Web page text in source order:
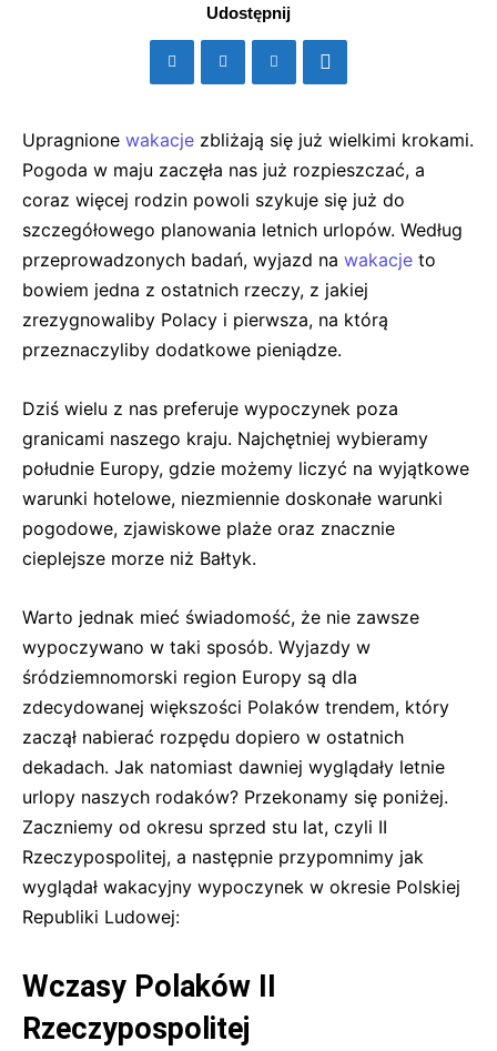
Udostępnij
Upragnione wakacje zbliżają się już wielkimi krokami.
Pogoda w maju zaczęła nas już rozpieszczać, a
coraz więcej rodzin powoli szykuje się już do
szczegółowego planowania letnich urlopów. Według
przeprowadzonych badań, wyjazd na wakacje to
bowiem jedna z ostatnich rzeczy, z jakiej
zrezygnowaliby Polacy i pierwsza, na którą
przeznaczyliby dodatkowe pieniądze.
Dziś wielu z nas preferuje wypoczynek poza
granicami naszego kraju. Najchętniej wybieramy
południe Europy, gdzie możemy liczyć na wyjątkowe
warunki hotelowe, niezmiennie doskonałe warunki
pogodowe, zjawiskowe plaże oraz znacznie
cieplejsze morze niż Bałtyk.
Warto jednak mieć świadomość, że nie zawsze
wypoczywano w taki sposób. Wyjazdy w
śródziemnomorski region Europy są dla
zdecydowanej większości Polaków trendem, który
zaczął nabierać rozpędu dopiero w ostatnich
dekadach. Jak natomiast dawniej wyglądały letnie
urlopy naszych rodaków? Przekonamy się poniżej.
Zaczniemy od okresu sprzed stu lat, czyli II
Rzeczypospolitej, a następnie przypomnimy jak
wyglądał wakacyjny wypoczynek w okresie Polskiej
Republiki Ludowej:
Wczasy Polaków II
Rzeczypospolitej